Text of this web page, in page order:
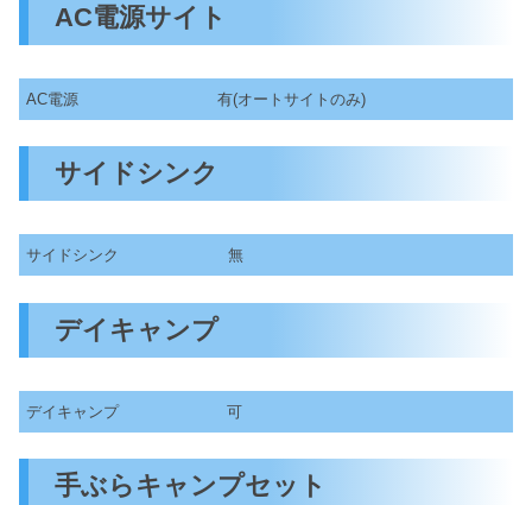
AC電源サイト
AC電源 有(オートサイトのみ)
サイドシンク
サイドシンク 無
デイキャンプ
デイキャンプ 可
手ぶらキャンプセット